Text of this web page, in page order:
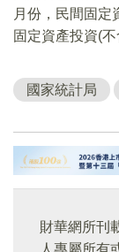
月份，民間固定
固定資產投資(不
國家統計局
財華網所刊
人專屬所有